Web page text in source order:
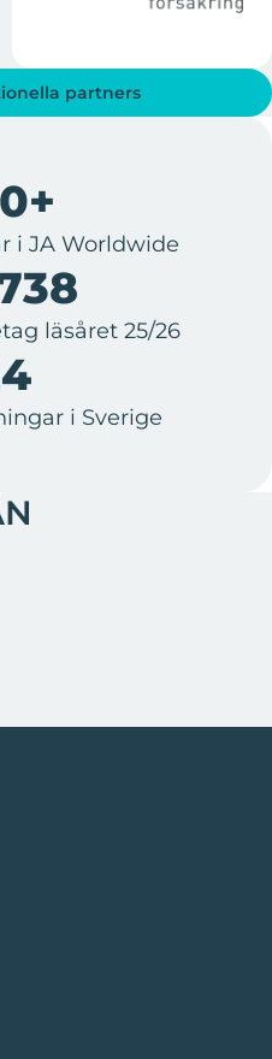
partners
i JA Worldwide
läsåret 25/26
i Sverige